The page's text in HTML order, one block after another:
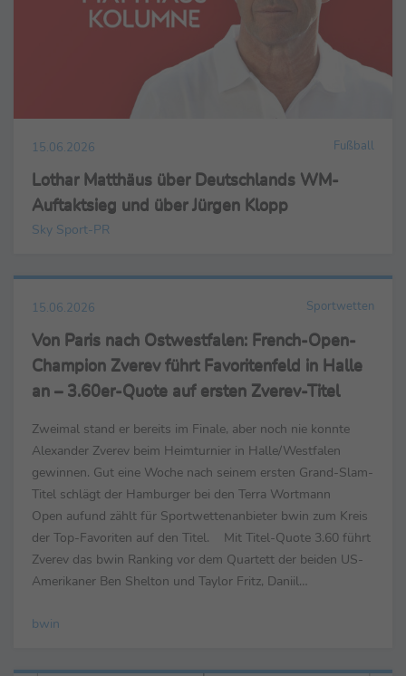
15.06.2026 Fußball
Lothar Matthäus über Deutschlands WM-
Auftaktsieg und über Jürgen Klopp
Sky Sport-PR
15.06.2026 Sportwetten
Von Paris nach Ostwestfalen: French-Open-
Champion Zverev führt Favoritenfeld in Halle
an – 3.60er-Quote auf ersten Zverev-Titel
Zweimal stand er bereits im Finale, aber noch nie konnte
Alexander Zverev beim Heimturnier in Halle/Westfalen
gewinnen. Gut eine Woche nach seinem ersten Grand-Slam-
Titel schlägt der Hamburger bei den Terra Wortmann
Open aufund zählt für Sportwettenanbieter bwin zum Kreis
der Top-Favoriten auf den Titel. Mit Titel-Quote 3.60 führt
Zverev das bwin Ranking vor dem Quartett der beiden US-
Amerikaner Ben Shelton und Taylor Fritz, Daniil
bwin